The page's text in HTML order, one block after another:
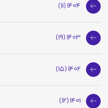
1404 (11)
1403 (19)
1402 (15)
1401 (12)